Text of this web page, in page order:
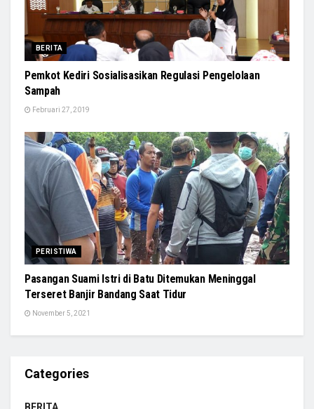
BERITA
Pemkot Kediri Sosialisasikan Regulasi Pengelolaan
Sampah
Februari 27, 2019
PERISTIWA
Pasangan Suami Istri di Batu Ditemukan Meninggal
Terseret Banjir Bandang Saat Tidur
November 5, 2021
Categories